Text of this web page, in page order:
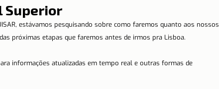
Lisboa Lisboa com crianças Mobilidade
Superior
estávamos pesquisando sobre como faremos quanto aos nossos
próximas etapas que faremos antes de irmos pra Lisboa.
informações atualizadas em tempo real e outras formas de